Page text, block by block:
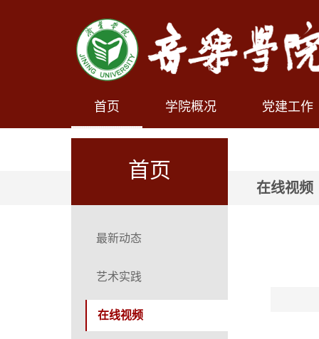
首页 学院概况 党建工作
首页
在线视频
最新动态
艺术实践
在线视频